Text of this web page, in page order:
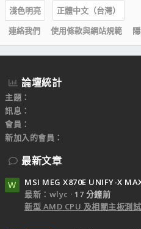
淺色明亮
正體中文（台灣）
連絡我們
使用條款與網站規範
論壇統計
主題
訊息
會員
新加入的會員
最新文章
W
MSI MEG X870E UNIFY-X
最新：wlyc
17 分鐘前
新型 AMD CPU 及相關主板測試